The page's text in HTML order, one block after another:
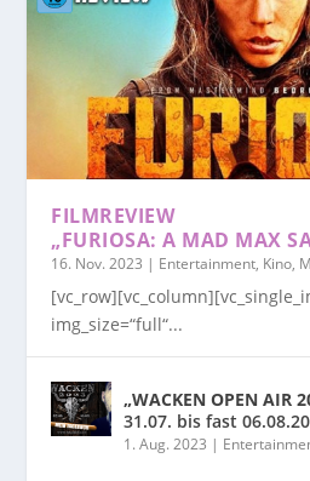
FILMREVIEW
„FURIOSA: A MAD MAX
16. Nov. 2023 | Entertainment, Kino,
img_size=“full“...
„WACKEN OPEN AIR
31.07. bis fast
1. Aug. 2023 |